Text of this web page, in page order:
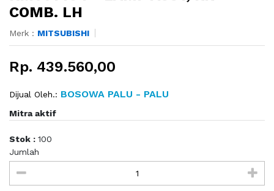
COMB. LH
Merk : MITSUBISHI
Rp. 439.560,00
Dijual Oleh.: BOSOWA PALU - PALU
Mitra aktif
Stok : 100
Jumlah